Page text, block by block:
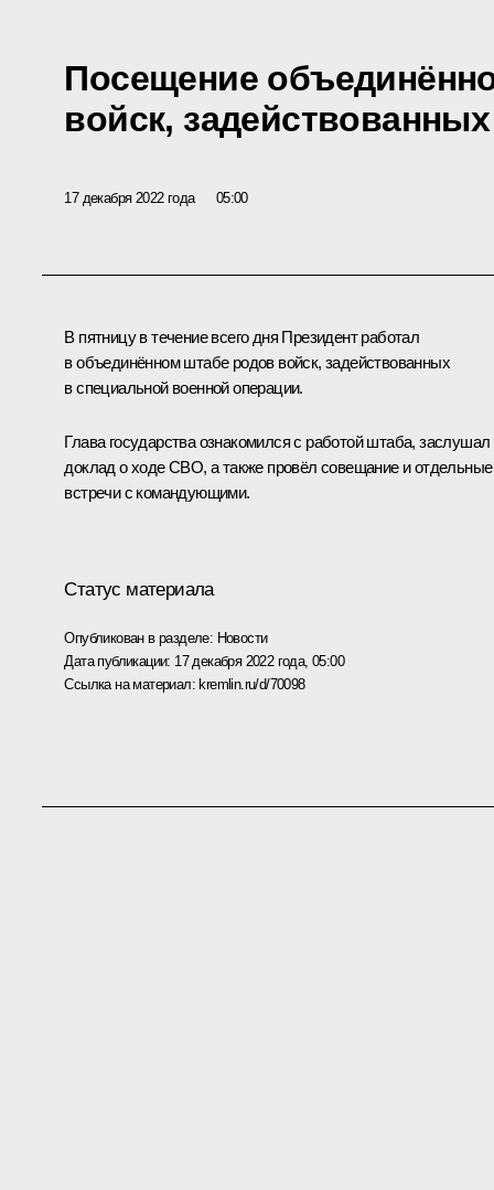
Посещение
войск,
17 декабря 2022 года 05:00
В пятницу в течение всего дня Президент работал
в объединённом штабе родов войск, задействованных
в специальной военной операции.
Глава государства ознакомился с работой штаба, заслушал
доклад о ходе СВО, а также провёл совещание и отдельные
встречи с командующими.
Статус материала
Опубликован в разделе: Новости
Дата публикации: 17 декабря 2022 года, 05:00
Ссылка на материал:kremlin.ru/d/70098